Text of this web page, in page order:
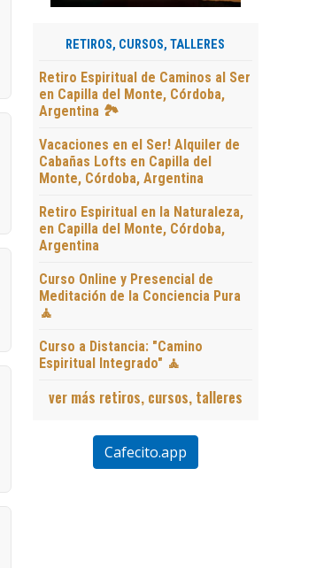
RETIROS, CURSOS, TALLERES
Retiro Espiritual de Caminos al Ser
en Capilla del Monte, Córdoba,
Argentina 🏞️
Vacaciones en el Ser! Alquiler de
Cabañas Lofts en Capilla del
Monte, Córdoba, Argentina
Retiro Espiritual en la Naturaleza,
en Capilla del Monte, Córdoba,
Argentina
Curso Online y Presencial de
Meditación de la Conciencia Pura
🧘
Curso a Distancia: "Camino
Espiritual Integrado" 🧘
ver más retiros, cursos, talleres
Cafecito.app